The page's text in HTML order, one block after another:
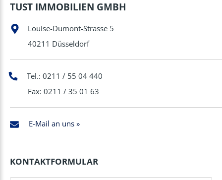
TUST IMMOBILIEN GMBH
Louise-Dumont-Strasse 5
40211 Düsseldorf
Tel.: 0211 / 55 04 440
Fax: 0211 / 35 01 63
E-Mail an uns »
KONTAKTFORMULAR